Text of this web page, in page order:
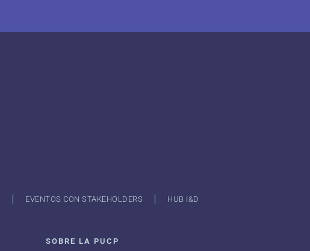
EVENTOS CON STAKEHOLDERS HUB I&D
SOBRE LA PUCP